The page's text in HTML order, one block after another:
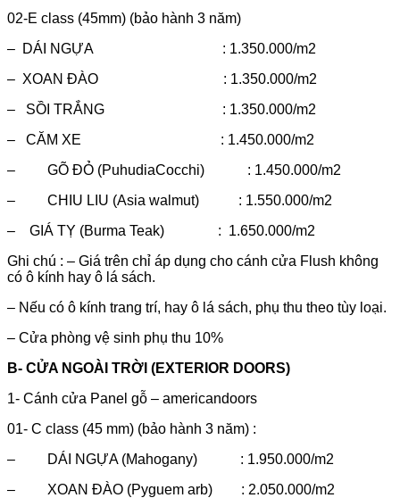
02-E class (45mm) (bảo hành 3 năm)
– DÁI NGỰA : 1.350.000/m2
– XOAN ĐÀO : 1.350.000/m2
– SỒI TRẮNG : 1.350.000/m2
– CĂM XE : 1.450.000/m2
– GÕ ĐỎ (PuhudiaCocchi) : 1.450.000/m2
– CHIU LIU (Asia walmut) : 1.550.000/m2
– GIÁ TỴ (Burma Teak) : 1.650.000/m2
Ghi chú : – Giá trên chỉ áp dụng cho cánh cửa Flush không
có ô kính hay ô lá sách.
– Nếu có ô kính trang trí, hay ô lá sách, phụ thu theo tùy loại.
– Cửa phòng vệ sinh phụ thu 10%
B- CỬA NGOÀI TRỜI (EXTERIOR DOORS)
1- Cánh cửa Panel gỗ – americandoors
01- C class (45 mm) (bảo hành 3 năm) :
– DÁI NGỰA (Mahogany) : 1.950.000/m2
– XOAN ĐÀO (Pyguem arb) : 2.050.000/m2